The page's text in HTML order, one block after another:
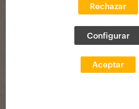
Rechazar
Configurar
Aceptar